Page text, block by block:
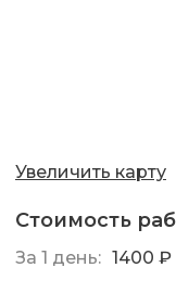
Увеличить карту
Стоимость
За 1 день: 1400 ₽